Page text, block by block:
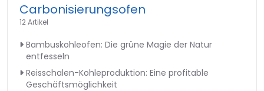
Carbonisierungsofen
12 Artikel
Bambuskohleofen: Die grüne Magie der Natur
entfesseln
Reisschalen-Kohleproduktion: Eine profitable
Geschäftsmöglichkeit